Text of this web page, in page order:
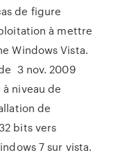
de figure
à mettre
Windows Vista.
3 nov. 2009
niveau de
de
bits vers
7 sur vista.